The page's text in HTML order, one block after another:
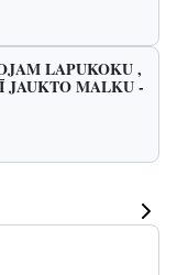
LAPUKOKU ,
JAUKTO MALKU -